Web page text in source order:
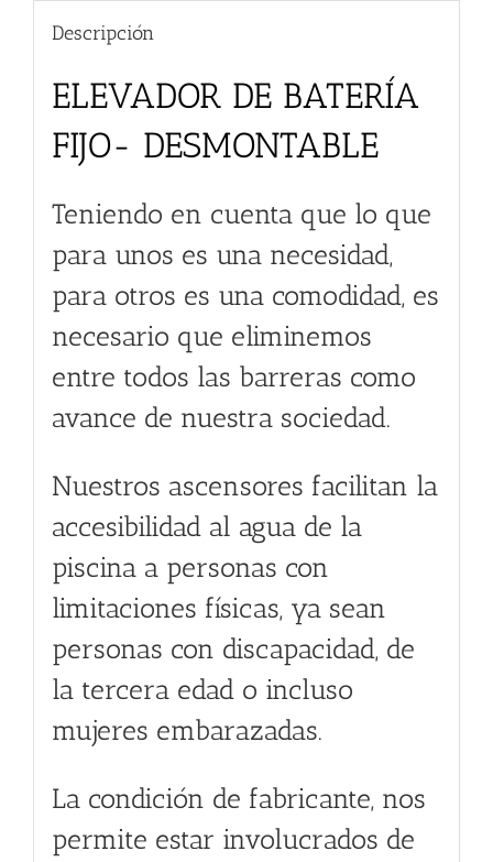
Descripción
ELEVADOR DE BATERÍA
FIJO- DESMONTABLE
Teniendo en cuenta que lo que
para unos es una necesidad,
para otros es una comodidad, es
necesario que eliminemos
entre todos las barreras como
avance de nuestra sociedad.
Nuestros ascensores facilitan la
accesibilidad al agua de la
piscina a personas con
limitaciones físicas, ya sean
personas con discapacidad, de
la tercera edad o incluso
mujeres embarazadas.
La condición de fabricante, nos
permite estar involucrados de